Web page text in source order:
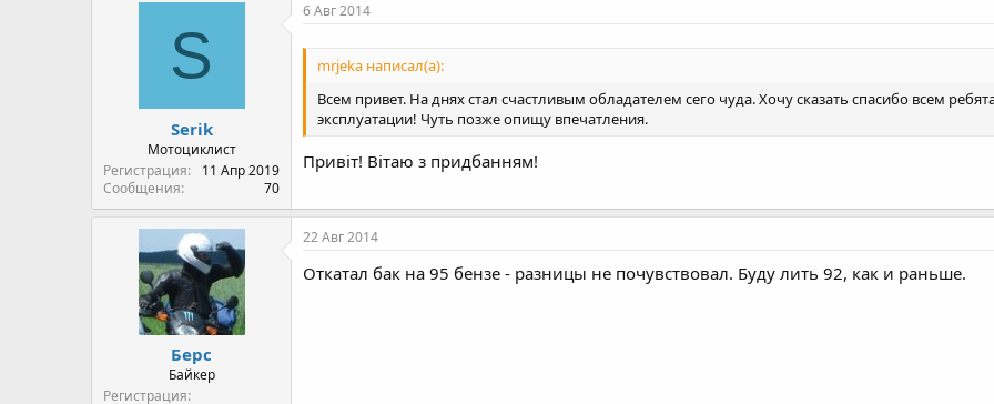
S
Serik
Мотоциклист
Регистрация
11 Апр 2019
Сообщения
70
6 Авг 2014
mrjeka написал(а):
Всем привет. На днях стал счастливым обладателем сего чуда. Хочу сказать спасибо всем
эксплуатации! Чуть позже опищу впечатления.
Привіт! Вітаю з придбанням!
Берс
Байкер
Регистрация
22 Авг 2014
Откатал бак на 95 бензе - разницы не почувствовал. Буду лить 92, как и раньше.